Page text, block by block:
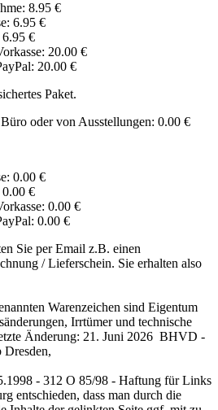
8.95 €
6.95 €
6.95 €
20.00 €
20.00 €
Paket.
oder von Ausstellungen: 0.00 €
0.00 €
0.00 €
0.00 €
0.00 €
Sie per Email z.B. einen
/ Lieferschein. Sie erhalten also
Warenzeichen sind Eigentum
Irrtümer und technische
Änderung: 21. Juni 2026 BHVD -
- 312 O 85/98 - Haftung für Links
entschieden, dass man durch die